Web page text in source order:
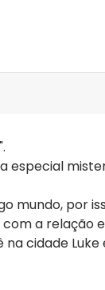
especial
mundo, por
a relação
cidade